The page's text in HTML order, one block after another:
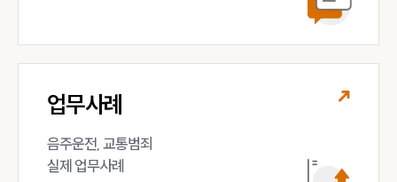
업무사례
음주운전, 교통범죄
실제 업무사례